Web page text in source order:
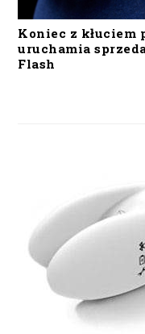
Koniec z kłuciem
uruchamia
Flash